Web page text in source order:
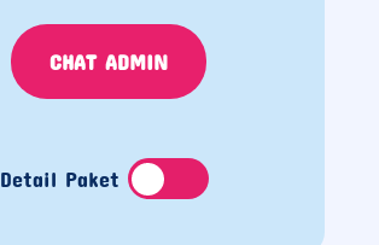
CHAT ADMIN
Detail Paket